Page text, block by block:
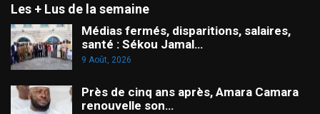
Les + Lus de la semaine
Médias fermés, disparitions, salaires,
santé : Sékou Jamal…
9 Août, 2026
Près de cinq ans après, Amara Camara
renouvelle son…